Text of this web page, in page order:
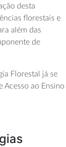
desta
florestais e
além das
de
Florestal já se
ao Ensino